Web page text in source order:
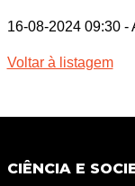
16-08-2024 09:30 -
Voltar à listagem
CIÊNCIA E